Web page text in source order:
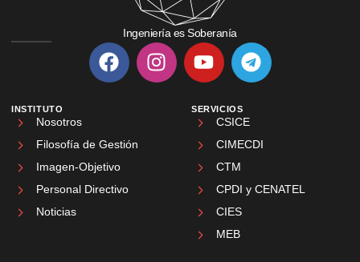
Ingeniería es Soberanía
INSTITUTO
Nosotros
Filosofía de Gestión
Imagen-Objetivo
Personal Directivo
Noticias
SERVICIOS
CSICE
CIMECDI
CTM
CPDI y CENATEL
CIES
MEB